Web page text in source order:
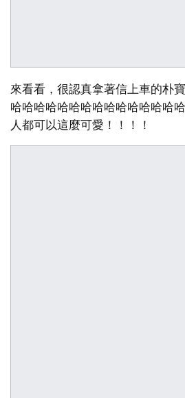
來看看，很認真拿著信上車的朴
哈哈哈哈哈哈哈哈哈哈哈哈哈哈
人都可以這麼可愛！！！！